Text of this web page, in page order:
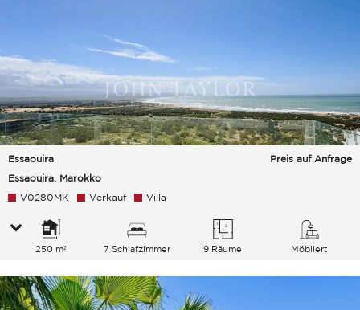
Essaouira
Essaouira, Marokko
Preis auf Anfrage
V0280MK Verkauf Villa
250 m² 7 Schlafzimmer 9 Räume Möbliert